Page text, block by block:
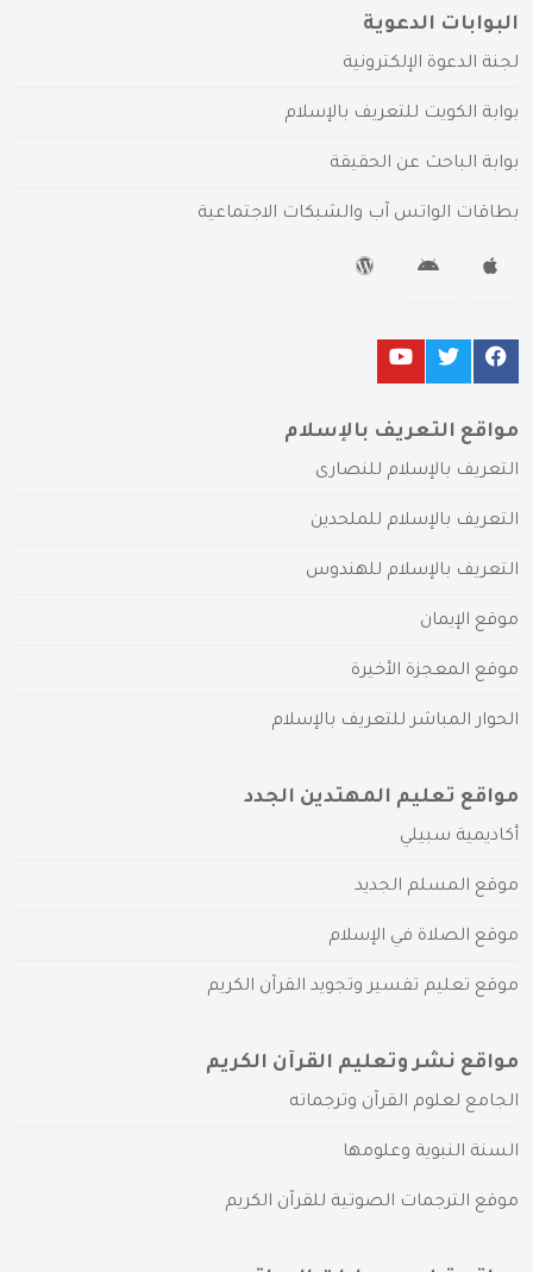
البوابات الدعوية
لجنة الدعوة الإلكترونية
بوابة الكويت للتعريف بالإسلام
بوابة الباحث عن الحقيقة
بطاقات الواتس آب والشبكات الاجتماعية
مواقع التعريف بالإسلام
التعريف بالإسلام للنصارى
التعريف بالإسلام للملحدين
التعريف بالإسلام للهندوس
موقع الإيمان
موقع المعجزة الأخيرة
الحوار المباشر للتعريف بالإسلام
مواقع تعليم المهتدين الجدد
أكاديمية سبيلي
موقع المسلم الجديد
موقع الصلاة في الإسلام
موقع تعليم تفسير وتجويد القرآن الكريم
مواقع نشر وتعليم القرآن الكريم
الجامع لعلوم القرآن وترجماته
السنة النبوية وعلومها
موقع الترجمات الصوتية للقرآن الكريم